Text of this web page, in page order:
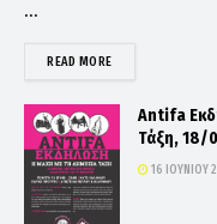
...
READ MOREDETAILS
Antifa
Τάξη, 18/
16 ΙΟΥΝΊΟΥ